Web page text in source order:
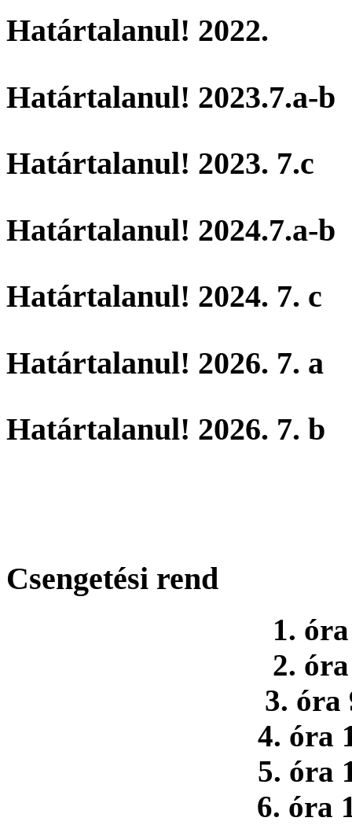
Határtalanul! 2022.
Határtalanul! 2023.7.a-b
Határtalanul! 2023. 7.c
Határtalanul! 2024.7.a-b
Határtalanul! 2024. 7. c
Határtalanul! 2026. 7. a
Határtalanul! 2026. 7. b
Csengetési rend
1.
2.
3. óra
4. óra
5. óra
6. óra